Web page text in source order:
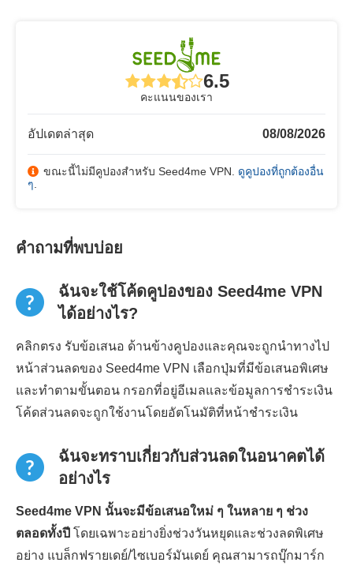
6.5
คะแนนของเรา
อัปเดตล่าสุด 08/08/2026
ขณะนี้ไม่มีคูปองสำหรับ Seed4me VPN. ดูคูปองที่ถูกต้องอื่น
ๆ
คำถามที่พบบ่อย
ฉันจะใช้โค้ดคูปองของ Seed4me VPN
ได้อย่างไร?
คลิกตรง รับข้อเสนอ ด้านข้างคูปองและคุณจะถูกนำทางไป
หน้าส่วนลดของ Seed4me VPN เลือกปุ่มที่มีข้อเสนอพิเศษ
และทำตามขั้นตอน กรอกที่อยู่อีเมลและข้อมูลการชำระเงิน
โค้ดส่วนลดจะถูกใช้งานโดยอัตโนมัติที่หน้าชำระเงิน
ฉันจะทราบเกี่ยวกับส่วนลดในอนาคตได้
อย่างไร
Seed4me VPN นั้นจะมีข้อเสนอใหม่ ๆ ในหลาย ๆ ช่วง
ตลอดทั้งปี โดยเฉพาะอย่างยิ่งช่วงวันหยุดและช่วงลดพิเศษ
อย่าง แบล็กฟรายเดย์/ไซเบอร์มันเดย์ คุณสามารถบุ๊กมาร์ก